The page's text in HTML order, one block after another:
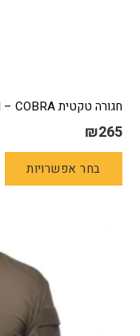
חגורה טקטית HELIKON – COBRA
₪265
בחר אפשרויות